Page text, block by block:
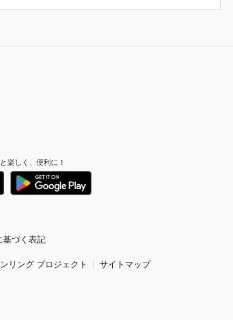
楽しく、便利に！
基づく表記
リング プロジェクト サイトマップ